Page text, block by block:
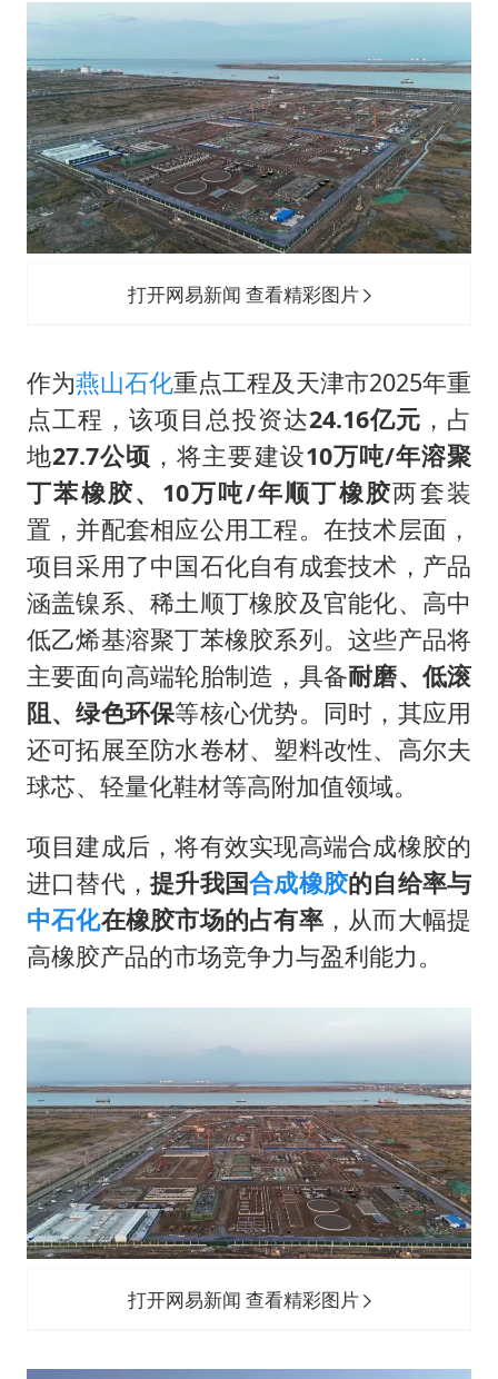
打开网易新闻 查看精彩图片
作为燕山石化重点工程及天津市2025年重
点工程，该项目总投资达24.16亿元 ，占
地27.7公顷 ，将主要建设10万吨/年溶聚
丁苯橡胶、10万吨/年顺丁橡胶两套装
置，并配套相应公用工程。在技术层面，
项目采用了中国石化自有成套技术，产品
涵盖镍系、稀土顺丁橡胶及官能化、高中
低乙烯基溶聚丁苯橡胶系列。这些产品将
主要面向高端轮胎制造，具备耐磨、低滚
阻、绿色环保等核心优势。同时，其应用
还可拓展至防水卷材、塑料改性、高尔夫
球芯、轻量化鞋材等高附加值领域。
项目建成后，将有效实现高端合成橡胶的
进口替代，提升我国合成橡胶的自给率与
中石化在橡胶市场的占有率，从而大幅提
高橡胶产品的市场竞争力与盈利能力。
打开网易新闻 查看精彩图片